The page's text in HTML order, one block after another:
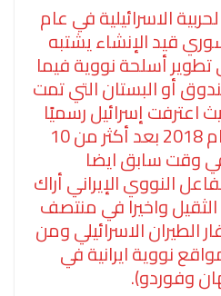
الاسرائيلية في عام
قيد الإنشاء يشتبه
أسلحة نووية فيما
أو البستان التي تمت
اعترفت إسرائيل رسميًا
بتدمير المفاعل في عام 2018 بعد أكثر من 10
وقت سابق ايضا
النووي الإيراني أراك
واخيرا في منتصف
الطيران الاسرائيلي ومن
نووية ايرانية في
وفوردو).